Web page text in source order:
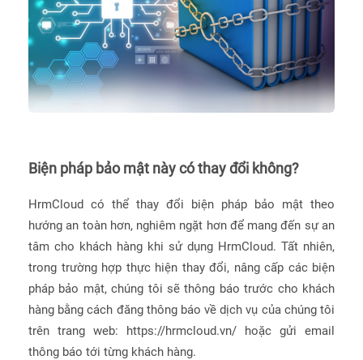
Biện pháp bảo mật này có thay đổi không?
HrmCloud có thể thay đổi biện pháp bảo mật theo
hướng an toàn hơn, nghiêm ngặt hơn để mang đến sự an
tâm cho khách hàng khi sử dụng HrmCloud. Tất nhiên,
trong trường hợp thực hiện thay đổi, nâng cấp các biện
pháp bảo mật, chúng tôi sẽ thông báo trước cho khách
hàng bằng cách đăng thông báo về dịch vụ của chúng tôi
trên trang web: https://hrmcloud.vn/ hoặc gửi email
thông báo tới từng khách hàng.